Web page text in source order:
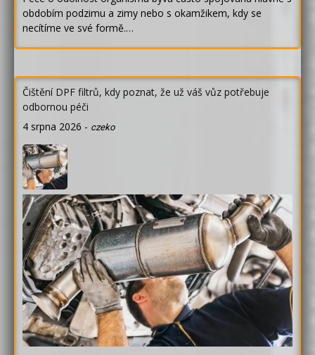
obdobím podzimu a zimy nebo s okamžikem, kdy se
necítíme ve své formě.…
Čištění DPF filtrů, kdy poznat, že už váš vůz potřebuje
odbornou péči
4 srpna 2026 - czeko